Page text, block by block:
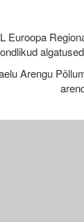
Arengu